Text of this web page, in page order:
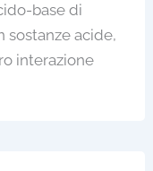
base di
sostanze acide,
interazione